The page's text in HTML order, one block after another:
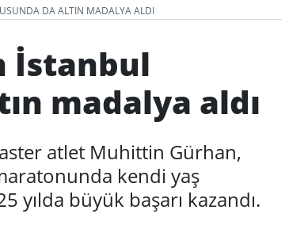
DA ALTIN MADALYA ALDI
İstanbul
madalya aldı
atlet Muhittin Gürhan,
kendi yaş
yılda büyük başarı kazandı.